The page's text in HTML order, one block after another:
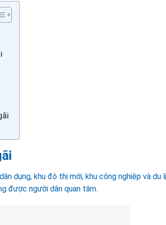
dụng, khu đô thị mới, khu công nghiệp và du
được người dân quan tâm.